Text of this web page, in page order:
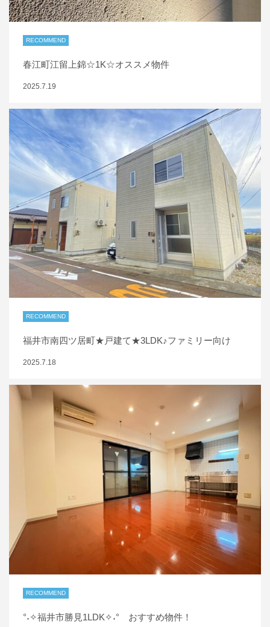
RECOMMEND
春江町江留上錦☆1K☆オススメ物件
2025.7.19
RECOMMEND
福井市南四ツ居町★戸建て★3LDK♪ファミリー向け
2025.7.18
RECOMMEND
°˖✧福井市勝見1LDK✧˖° おすすめ物件！